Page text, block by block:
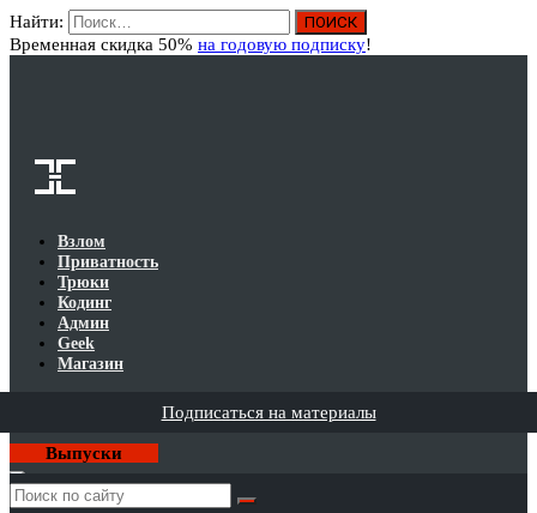
Найти:
Временная скидка 50% на годовую подписку!
Взлом
Приватность
Трюки
Кодинг
Админ
Geek
Магазин
Подписаться на материалы
Выпуски
Годовая
подписка